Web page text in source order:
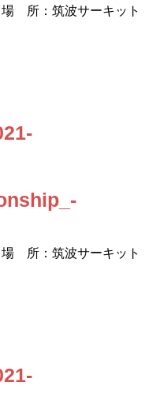
場 所：筑波サーキット
場 所：筑波サーキット